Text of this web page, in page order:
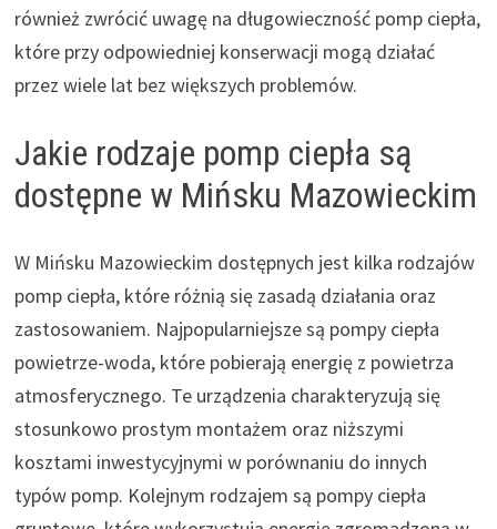
również zwrócić uwagę na długowieczność pomp ciepła,
które przy odpowiedniej konserwacji mogą działać
przez wiele lat bez większych problemów.
Jakie rodzaje pomp ciepła są
dostępne w Mińsku Mazowieckim
W Mińsku Mazowieckim dostępnych jest kilka rodzajów
pomp ciepła, które różnią się zasadą działania oraz
zastosowaniem. Najpopularniejsze są pompy ciepła
powietrze-woda, które pobierają energię z powietrza
atmosferycznego. Te urządzenia charakteryzują się
stosunkowo prostym montażem oraz niższymi
kosztami inwestycyjnymi w porównaniu do innych
typów pomp. Kolejnym rodzajem są pompy ciepła